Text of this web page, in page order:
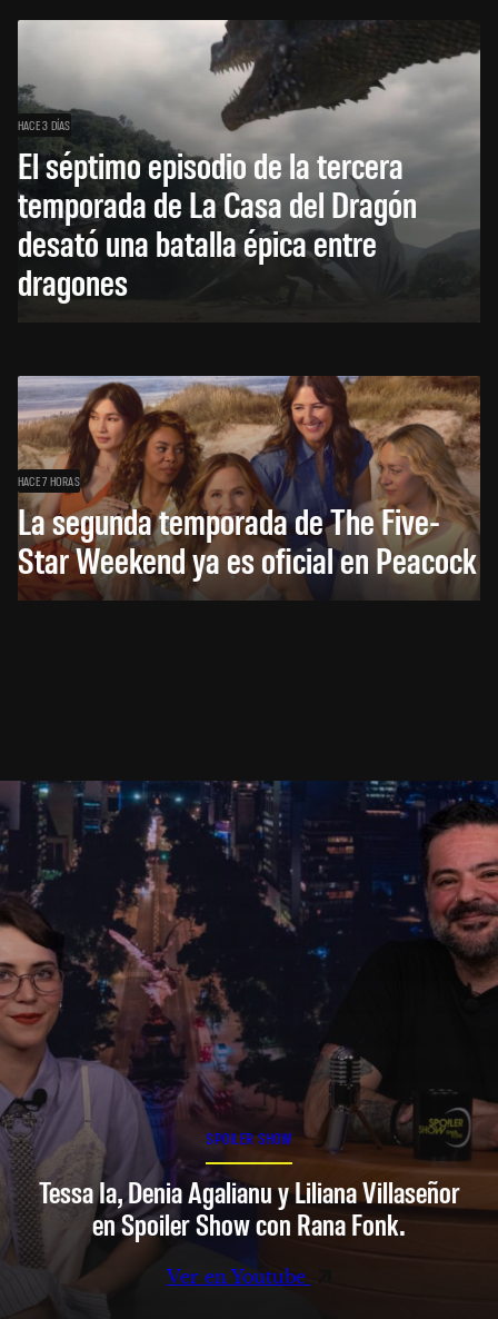
HACE 3 DÍAS
El séptimo episodio de la tercera
temporada de La Casa del Dragón
desató una batalla épica entre
dragones
HACE 7 HORAS
La segunda temporada de The Five-
Star Weekend ya es oficial en Peacock
SPOILER SHOW
Tessa Ia, Denia Agalianu y Liliana Villaseñor
en Spoiler Show con Rana Fonk.
Ver en Youtube